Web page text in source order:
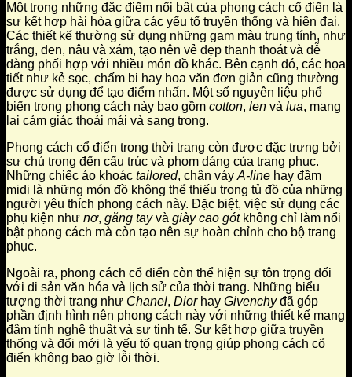
Một trong những đặc điểm nổi bật của phong cách cổ điển là
sự kết hợp hài hòa giữa các yếu tố truyền thống và hiện đại.
Các thiết kế thường sử dụng những gam màu trung tính, như
trắng, đen, nâu và xám, tạo nên vẻ đẹp thanh thoát và dễ
dàng phối hợp với nhiều món đồ khác. Bên cạnh đó, các họa
tiết như kẻ sọc, chấm bi hay hoa văn đơn giản cũng thường
được sử dụng để tạo điểm nhấn. Một số nguyên liệu phổ
biến trong phong cách này bao gồm cotton, len và lụa, mang
lại cảm giác thoải mái và sang trọng.
Phong cách cổ điển trong thời trang còn được đặc trưng bởi
sự chú trọng đến cấu trúc và phom dáng của trang phục.
Những chiếc áo khoác tailored, chân váyA-line hay đầm
midi là những món đồ không thể thiếu trong tủ đồ của những
người yêu thích phong cách này. Đặc biệt, việc sử dụng các
phụ kiện như nơ, găng tayvà giày cao gótkhông chỉ làm nổi
bật phong cách mà còn tạo nên sự hoàn chỉnh cho bộ trang
phục.
Ngoài ra, phong cách cổ điển còn thể hiện sự tôn trọng đối
với di sản văn hóa và lịch sử của thời trang. Những biểu
tượng thời trang như Chanel, Diorhay Givenchyđã góp
phần định hình nên phong cách này với những thiết kế mang
đậm tính nghệ thuật và sự tinh tế. Sự kết hợp giữa truyền
thống và đổi mới là yếu tố quan trọng giúp phong cách cổ
điển không bao giờ lỗi thời.